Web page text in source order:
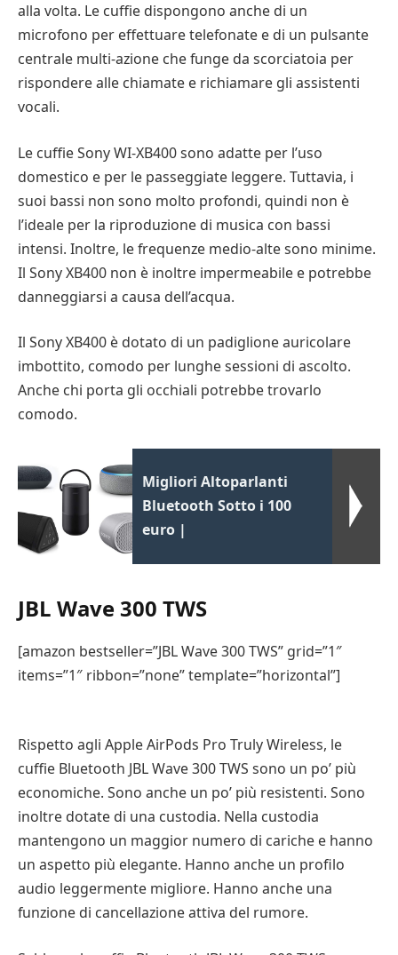
alla volta. Le cuffie dispongono anche di un
microfono per effettuare telefonate e di un pulsante
centrale multi-azione che funge da scorciatoia per
rispondere alle chiamate e richiamare gli assistenti
vocali.
Le cuffie Sony WI-XB400 sono adatte per l’uso
domestico e per le passeggiate leggere. Tuttavia, i
suoi bassi non sono molto profondi, quindi non è
l’ideale per la riproduzione di musica con bassi
intensi. Inoltre, le frequenze medio-alte sono minime.
Il Sony XB400 non è inoltre impermeabile e potrebbe
danneggiarsi a causa dell’acqua.
Il Sony XB400 è dotato di un padiglione auricolare
imbottito, comodo per lunghe sessioni di ascolto.
Anche chi porta gli occhiali potrebbe trovarlo
comodo.
Migliori Altoparlanti
Bluetooth Sotto i 100
euro |
JBL Wave 300 TWS
[amazon bestseller=”JBL Wave 300 TWS” grid=”1″
items=”1″ ribbon=”none” template=”horizontal”]
Rispetto agli Apple AirPods Pro Truly Wireless, le
cuffie Bluetooth JBL Wave 300 TWS sono un po’ più
economiche. Sono anche un po’ più resistenti. Sono
inoltre dotate di una custodia. Nella custodia
mantengono un maggior numero di cariche e hanno
un aspetto più elegante. Hanno anche un profilo
audio leggermente migliore. Hanno anche una
funzione di cancellazione attiva del rumore.